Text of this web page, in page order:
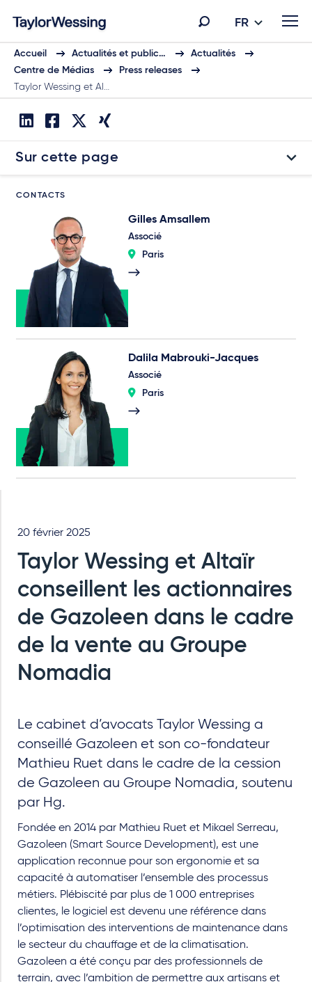
FR
Accueil Actualités et public…
Actualités
Centre de Médias
Press releases
Taylor Wessing et Al…
Sur cette page
CONTACTS
Gilles Amsallem
Associé
Paris
Dalila Mabrouki-Jacques
Associé
Paris
20 février 2025
Taylor Wessing et Altaïr
conseillent les actionnaires
de Gazoleen dans le cadre
de la vente au Groupe
Nomadia
Le cabinet d’avocats Taylor Wessing a
conseillé Gazoleen et son co-fondateur
Mathieu Ruet dans le cadre de la cession
de Gazoleen au Groupe Nomadia, soutenu
par Hg.
Fondée en 2014 par Mathieu Ruet et Mikael Serreau,
Gazoleen (Smart Source Development), est une
application reconnue pour son ergonomie et sa
capacité à automatiser l’ensemble des processus
métiers. Plébiscité par plus de 1 000 entreprises
clientes, le logiciel est devenu une référence dans
l’optimisation des interventions de maintenance dans
le secteur du chauffage et de la climatisation.
Gazoleen a été conçu par des professionnels de
terrain, avec l’ambition de permettre aux artisans et